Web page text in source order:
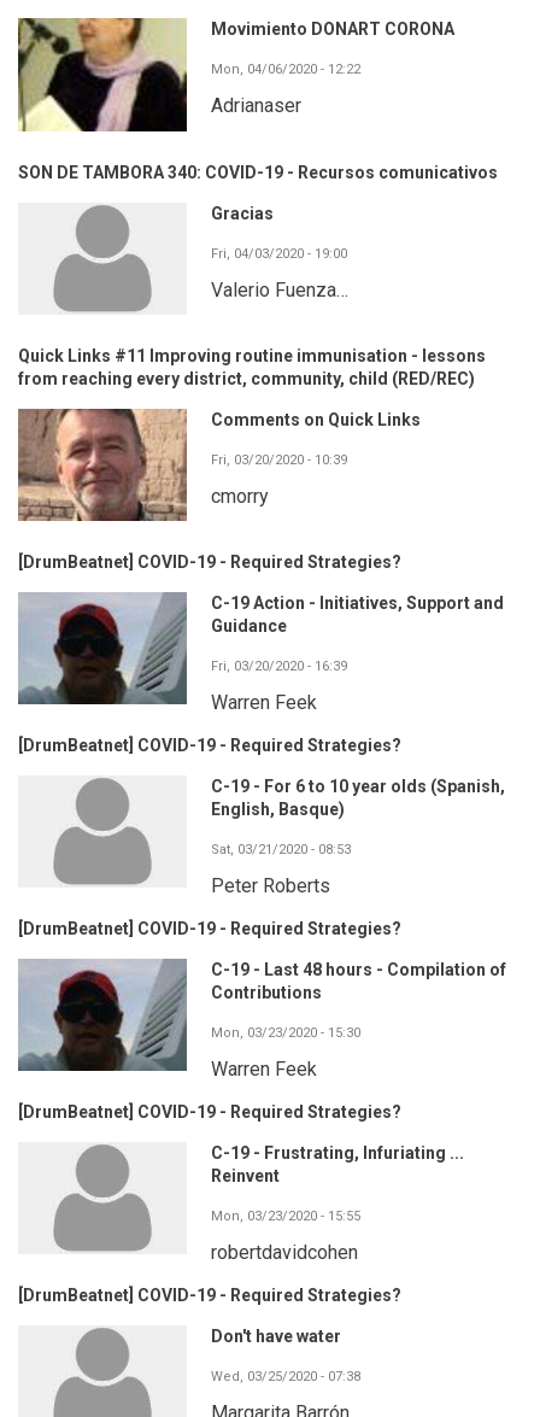
Movimiento DONART CORONA
Mon, 04/06/2020 - 12:22
Adrianaser
SON DE TAMBORA 340: COVID-19 - Recursos comunicativos
Gracias
Fri, 04/03/2020 - 19:00
Valerio Fuenza…
Quick Links #11 Improving routine immunisation - lessons
from reaching every district, community, child (RED/REC)
Comments on Quick Links
Fri, 03/20/2020 - 10:39
cmorry
[DrumBeatnet] COVID-19 - Required Strategies?
C-19 Action - Initiatives, Support and
Guidance
Fri, 03/20/2020 - 16:39
Warren Feek
[DrumBeatnet] COVID-19 - Required Strategies?
C-19 - For 6 to 10 year olds (Spanish,
English, Basque)
Sat, 03/21/2020 - 08:53
Peter Roberts
[DrumBeatnet] COVID-19 - Required Strategies?
C-19 - Last 48 hours - Compilation of
Contributions
Mon, 03/23/2020 - 15:30
Warren Feek
[DrumBeatnet] COVID-19 - Required Strategies?
C-19 - Frustrating, Infuriating ...
Reinvent
Mon, 03/23/2020 - 15:55
robertdavidcohen
[DrumBeatnet] COVID-19 - Required Strategies?
Don't have water
Wed, 03/25/2020 - 07:38